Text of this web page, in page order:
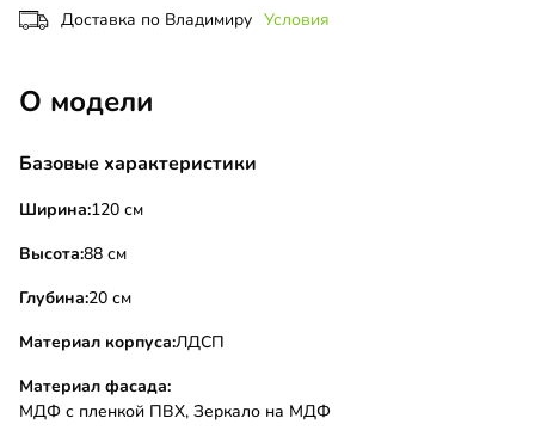
Доставка по Владимиру Условия
О модели
Базовые характеристики
Ширина:120 см
Высота:88 см
Глубина:20 см
Материал корпуса:ЛДСП
Материал фасада:
МДФ с пленкой ПВХ, Зеркало на МДФ